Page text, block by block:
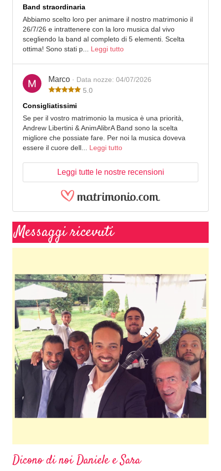
Band straordinaria
Abbiamo scelto loro per animare il nostro matrimonio il
26/7/26 e intrattenere con la loro musica dal vivo
scegliendo la band al completo di 5 elementi. Scelta
ottima! Sono stati p... Leggi tutto
Marco · Data nozze: 04/07/2026
5.0
Consigliatissimi
Se per il vostro matrimonio la musica è una priorità,
Andrew Libertini & AnimAlibrA Band sono la scelta
migliore che possiate fare. Per noi la musica doveva
essere il cuore dell... Leggi tutto
Leggi tutte le nostre recensioni
Messaggi ricevuti
Dicono di noi Daniele e Sara